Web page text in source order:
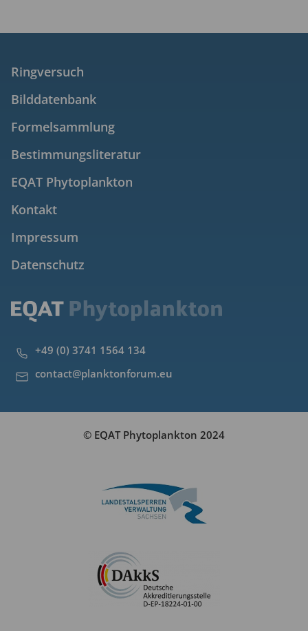
Ringversuch
Bilddatenbank
Formelsammlung
Bestimmungsliteratur
EQAT Phytoplankton
Kontakt
Impressum
Datenschutz
+49 (0) 3741 1564 134
contact@planktonforum.eu
© EQAT Phytoplankton 2024